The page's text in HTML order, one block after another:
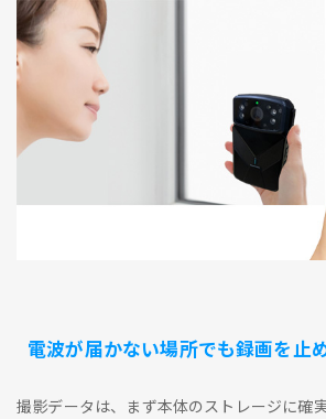
電波が届かない場所でも録画を止
撮影データは、まず本体のストレージに確